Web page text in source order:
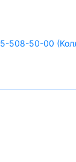
508-50-00